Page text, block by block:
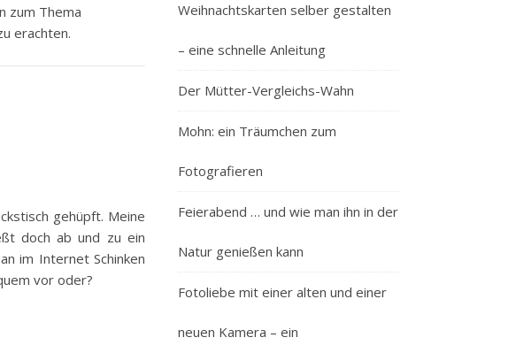
zum Thema
erachten.
gehüpft. Meine
doch ab und zu ein
im Internet Schinken
vor oder?
Weihnachtskarten selber gestalten
– eine schnelle Anleitung
Der Mütter-Vergleichs-Wahn
Mohn: ein Träumchen zum
Fotografieren
Feierabend … und wie man ihn in der
Natur genießen kann
Fotoliebe mit einer alten und einer
neuen Kamera – ein